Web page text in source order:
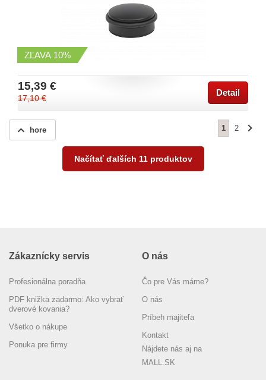
ZĽAVA 10%
15,39 €
17,10 €
Detail
hore 1 2
Načítať ďalších 11 produktov
Zákaznícky servis
Profesionálna poradňa
PDF knižka zadarmo: Ako vybrať
dverové kovania?
Všetko o nákupe
Ponuka pre firmy
O nás
Čo pre Vás máme?
O nás
Príbeh majiteľa
Kontakt
Nájdete nás aj na
MALL.SK